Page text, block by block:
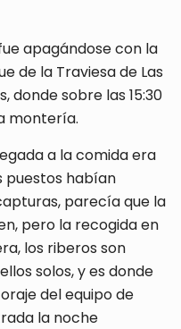
apagándose con la
de la Traviesa de Las
donde sobre las 15:30
montería.
a la comida era
puestos habían
parecía que la
pero la recogida en
los riberos son
solos, y es donde
del equipo de
la noche